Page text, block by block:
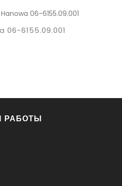
06-6155.09.001
РАБОТЫ